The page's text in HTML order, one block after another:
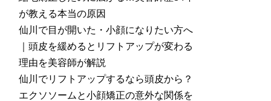
が教える本当の原因
仙川で目が開いた・小顔になりたい方へ
｜頭皮を緩めるとリフトアップが変わる
理由を美容師が解説
仙川でリフトアップするなら頭皮から？
エクソソームと小顔矯正の意外な関係を